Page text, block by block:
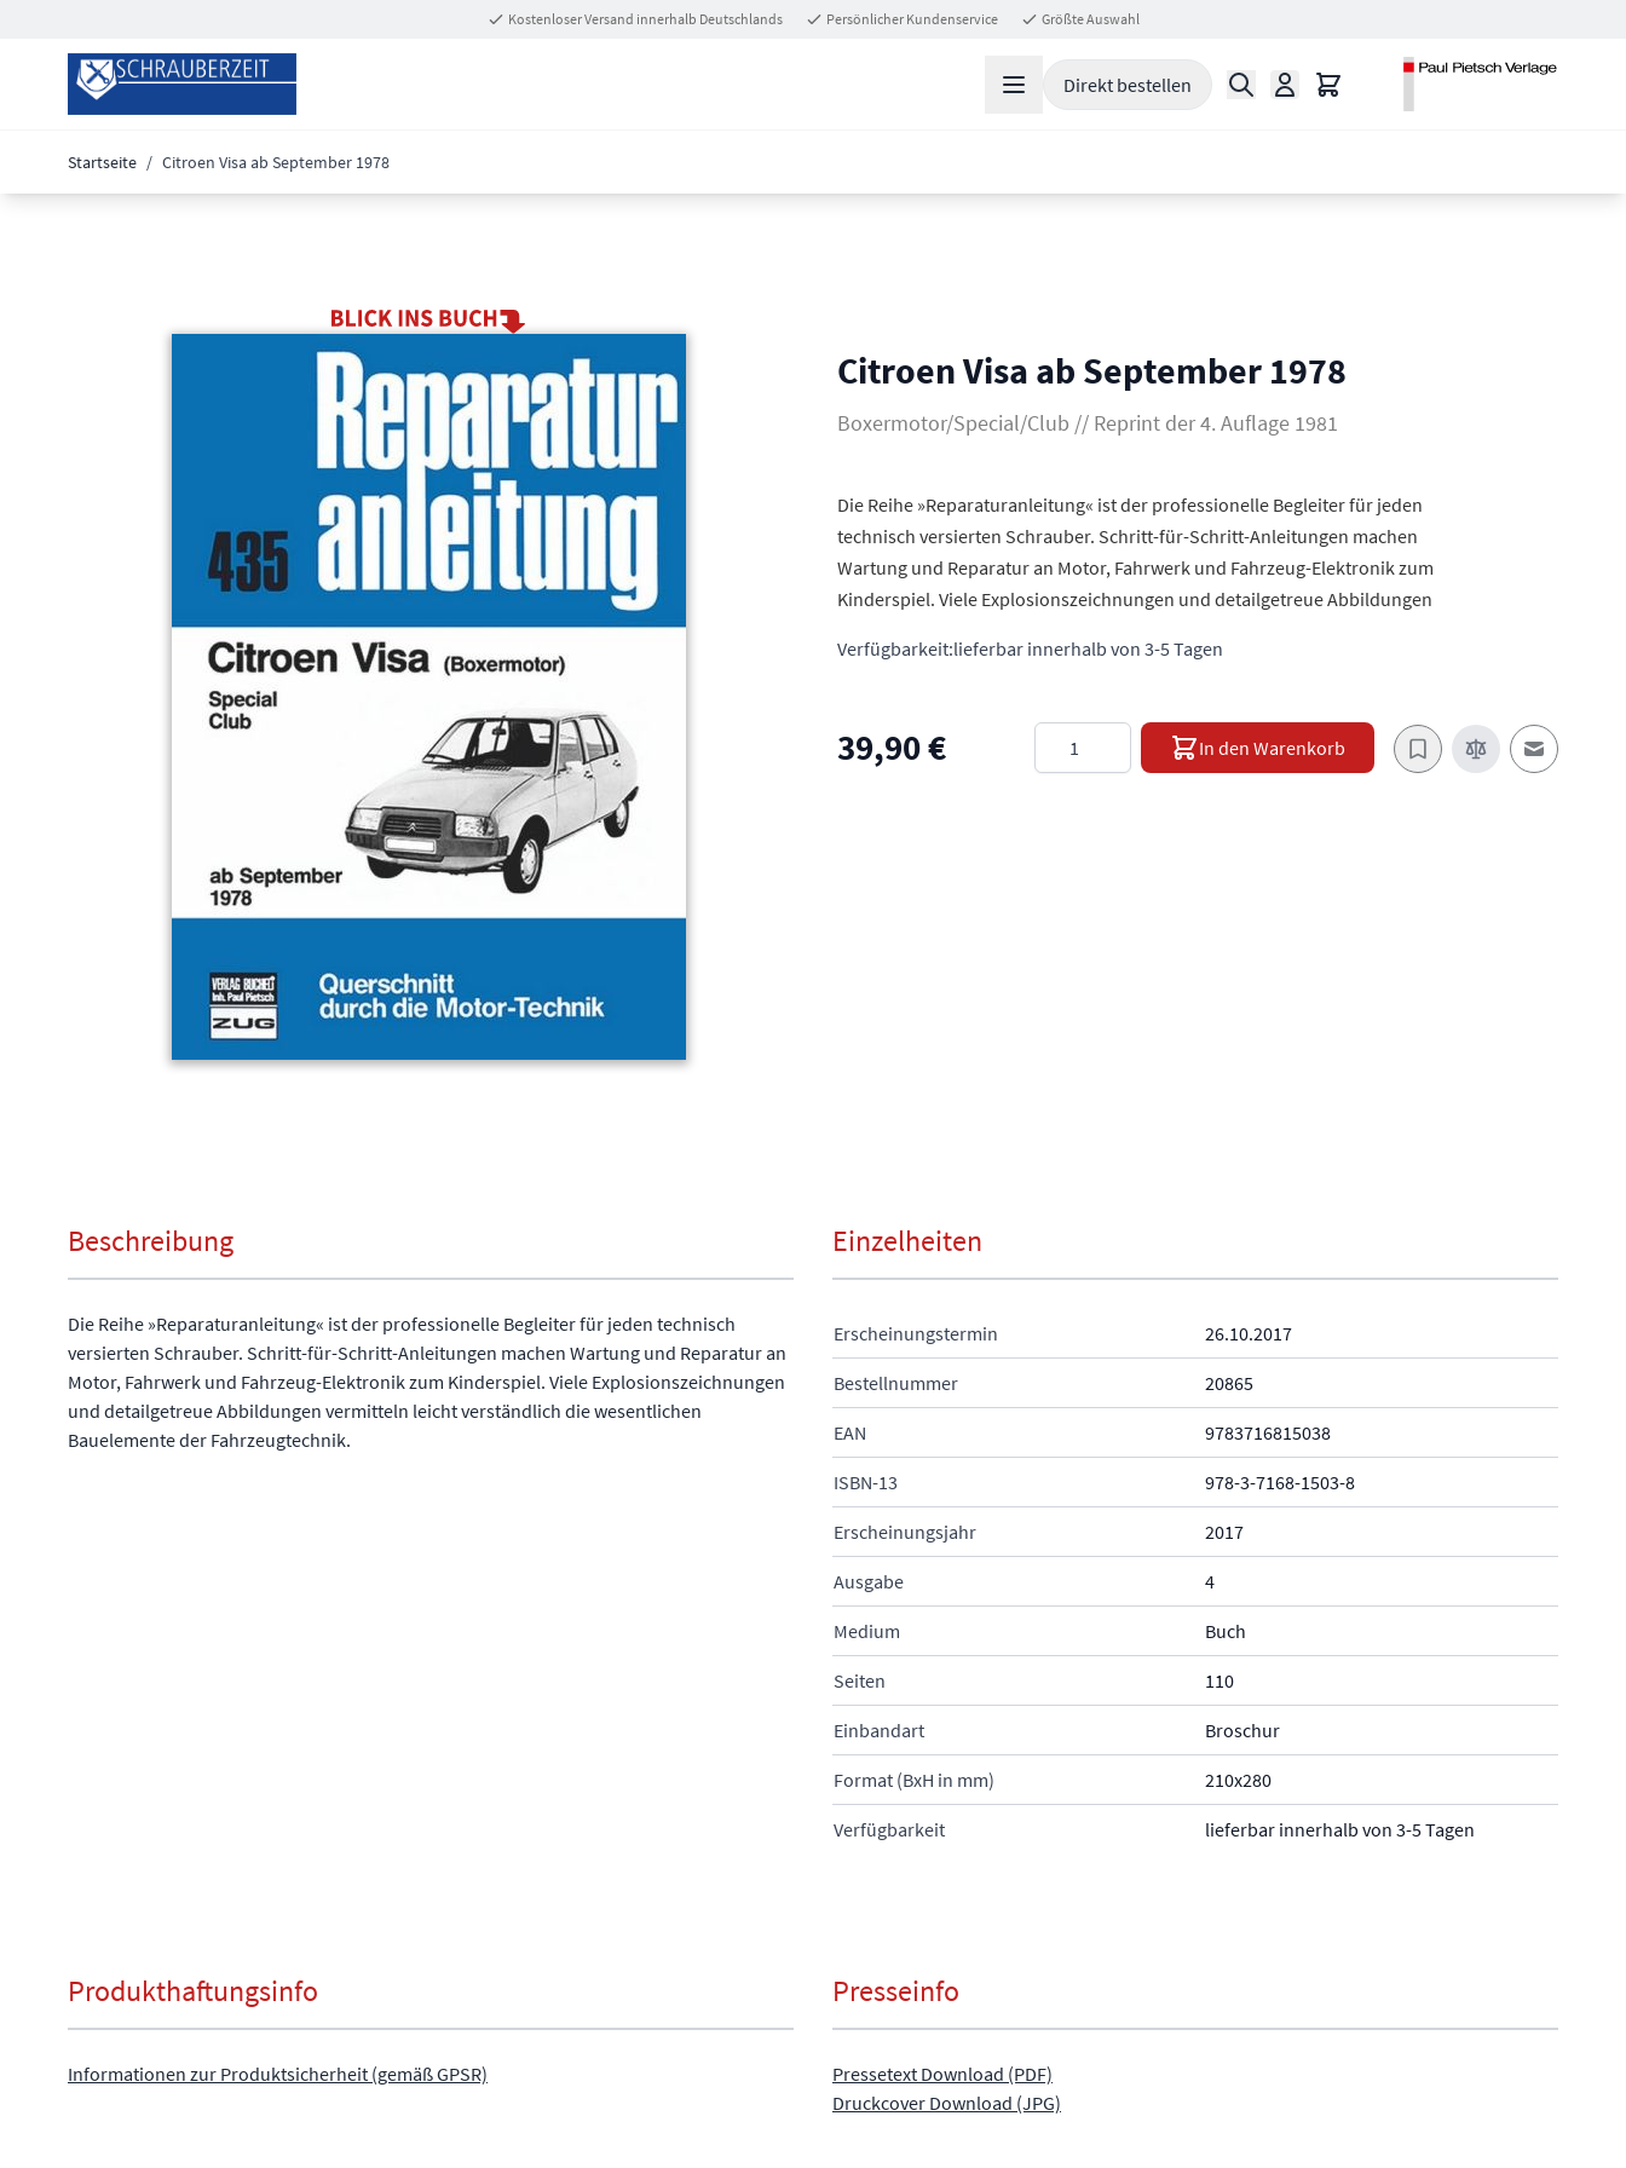
Kostenloser Versand innerhalb Deutschlands Persönlicher Kundenservice Größte Auswahl
Direkt bestellen Suche Warenkorb
Startseite / Citroen Visa ab September 1978
Citroen Visa ab September 1978
Boxermotor/Special/Club // Reprint der 4. Auflage 1981
Click to view image in fullscreen
Die Reihe »Reparaturanleitung« ist der professionelle Begleiter für jeden
technisch versierten Schrauber. Schritt-für-Schritt-Anleitungen machen
Wartung und Reparatur an Motor, Fahrwerk und Fahrzeug-Elektronik zum
Kinderspiel. Viele Explosionszeichnungen und detailgetreue Abbildungen
Verfügbarkeit:lieferbar innerhalb von 3-5 Tagen
39,90 € In den Warenkorb
E-Mail an
Beschreibung
Die Reihe »Reparaturanleitung« ist der professionelle Begleiter für jeden technisch
versierten Schrauber. Schritt-für-Schritt-Anleitungen machen Wartung und Reparatur an
Motor, Fahrwerk und Fahrzeug-Elektronik zum Kinderspiel. Viele Explosionszeichnungen
und detailgetreue Abbildungen vermitteln leicht verständlich die wesentlichen
Bauelemente der Fahrzeugtechnik.
Einzelheiten
Erscheinungstermin 26.10.2017
Bestellnummer 20865
EAN 9783716815038
ISBN-13 978-3-7168-1503-8
Erscheinungsjahr 2017
Ausgabe 4
Medium Buch
Seiten 110
Einbandart Broschur
Format (BxH in mm) 210x280
Verfügbarkeit lieferbar innerhalb von 3-5 Tagen
Produkthaftungsinfo
Informationen zur Produktsicherheit (gemäß GPSR)
Presseinfo
Pressetext Download (PDF)
Druckcover Download (JPG)